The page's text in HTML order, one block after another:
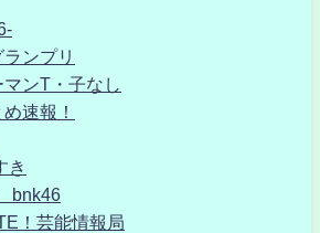
ンプリ
ンT・子なし
速報！
き
bnk46
！芸能情報局